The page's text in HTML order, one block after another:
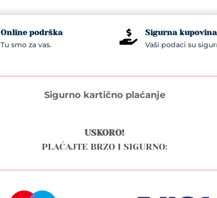
Online podrška
Tu smo za vas.  Sigurna
Vaši podaci su
Sigurno kartično plaćanje
USKORO!
PLAĆAJTE BRZO I SIGURNO: